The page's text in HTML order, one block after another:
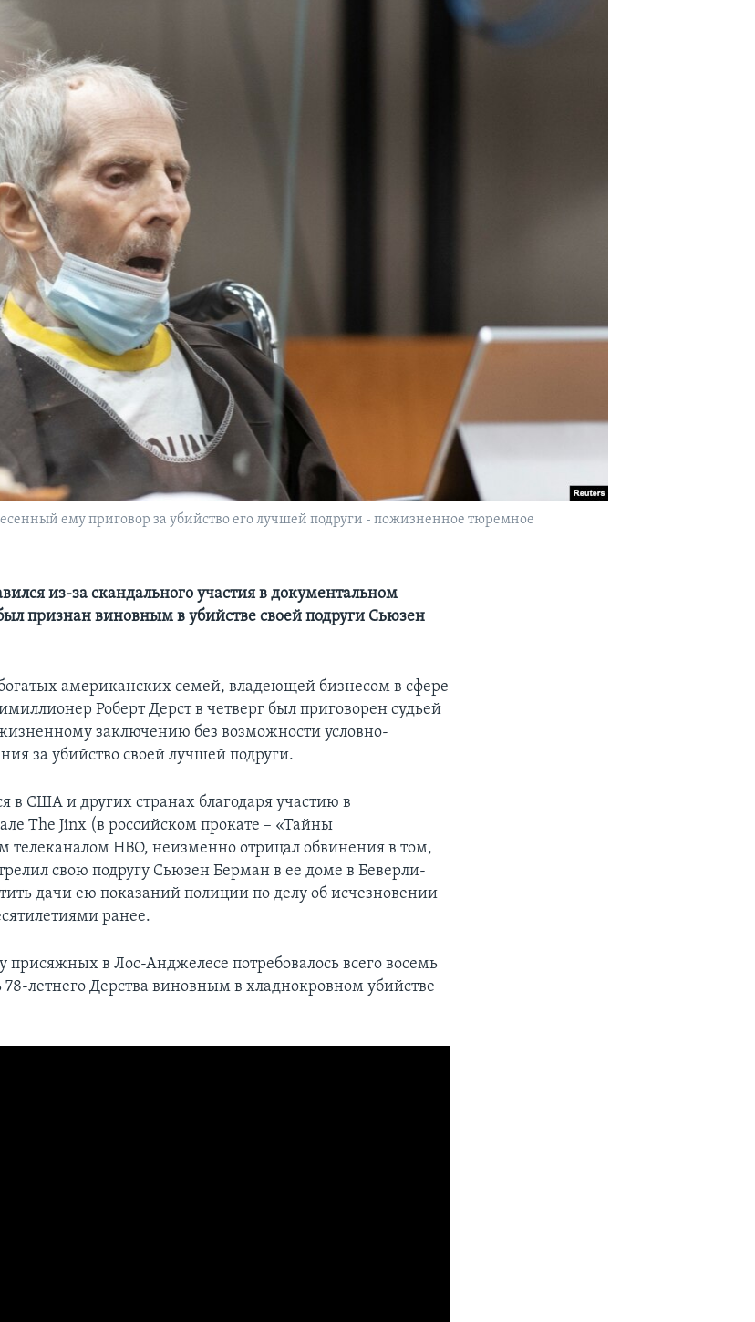
ему приговор за убийство его лучшей подруги - пожизненное тюремное
из-за скандального участия в документальном
признан виновным в убийстве своей подруги Сьюзен
американских семей, владеющей бизнесом в сфере
Роберт Дерст в четверг был приговорен судьей
заключению без возможности условно-
за убийство своей лучшей подруги.
в США и других странах благодаря участию в
The Jinx (в российском прокате – «Тайны
телеканалом НВО, неизменно отрицал обвинения в том,
свою подругу Сьюзен Берман в ее доме в Беверли-
дачи ею показаний полиции по делу об исчезновении
ранее.
присяжных в Лос-Анджелесе потребовалось всего восемь
78-летнего Дерства виновным в хладнокровном убийстве